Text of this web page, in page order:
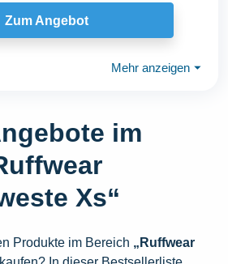
Zum Angebot
Mehr anzeigen ⏷
im
Xs“
Produkte im Bereich „Ruffwear